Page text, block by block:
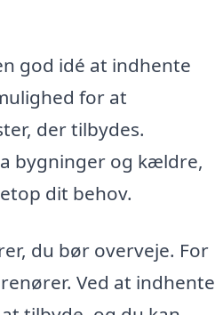
god idé at indhente
for at
der tilbydes.
bygninger og kældre,
dit behov.
du bør overveje. For
Ved at indhente